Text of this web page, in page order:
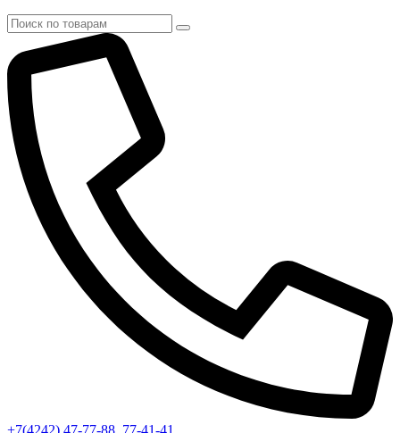
+7(4242) 47-77-88, 77-41-41